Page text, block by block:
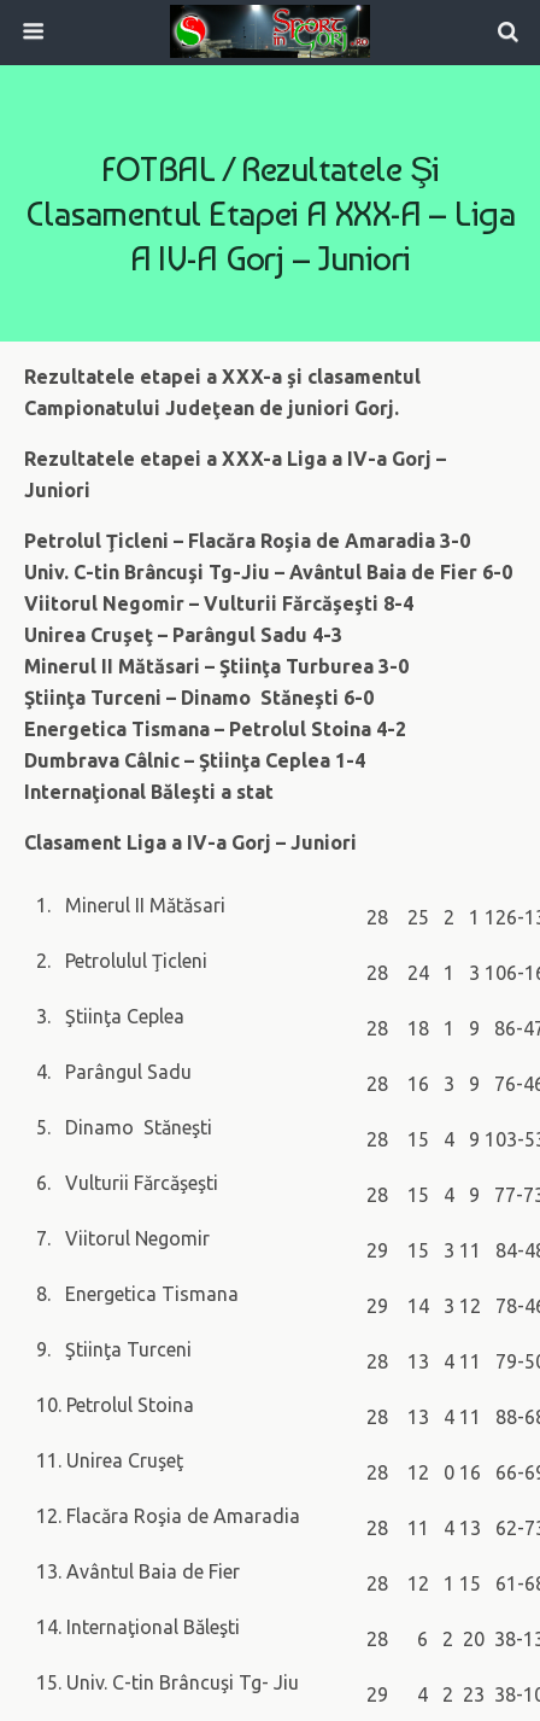
FOTBAL / Rezultatele Şi
Clasamentul Etapei A XXX-A – Liga
A IV-A Gorj – Juniori
Rezultatele etapei a XXX-a şi clasamentul
Campionatului Judeţean de juniori Gorj.
Rezultatele etapei a XXX-a Liga a IV-a Gorj –
Juniori
Petrolul Ţicleni – Flacăra Roşia de Amaradia 3-0
Univ. C-tin Brâncuşi Tg-Jiu – Avântul Baia de Fier 6-0
Viitorul Negomir – Vulturii Fărcăşeşti 8-4
Unirea Cruşeţ – Parângul Sadu 4-3
Minerul II Mătăsari – Ştiinţa Turburea 3-0
Ştiinţa Turceni – Dinamo Stăneşti 6-0
Energetica Tismana – Petrolul Stoina 4-2
Dumbrava Câlnic – Ştiinţa Ceplea 1-4
Internaţional Băleşti a stat
Clasament Liga a IV-a Gorj – Juniori
1. Minerul II Mătăsari
28 25 2 1 126-
2. Petrolulul Ţicleni
28 24 1 3 106-
3. Ştiinţa Ceplea
28 18 1 9 86-
4. Parângul Sadu
28 16 3 9 76-
5. Dinamo Stăneşti
28 15 4 9 103-
6. Vulturii Fărcăşeşti
28 15 4 9 77-
7. Viitorul Negomir
29 15 3 11 84-
8. Energetica Tismana
29 14 3 12 78-
9. Ştiinţa Turceni
28 13 4 11 79-
10. Petrolul Stoina
28 13 4 11 88-
11. Unirea Cruşeţ
28 12 0 16 66-
12. Flacăra Roşia de Amaradia
28 11 4 13 62-
13. Avântul Baia de Fier
28 12 1 15 61-
14. Internaţional Băleşti
28 6 2 20 38-
15. Univ. C-tin Brâncuşi Tg- Jiu
29 4 2 23 38-